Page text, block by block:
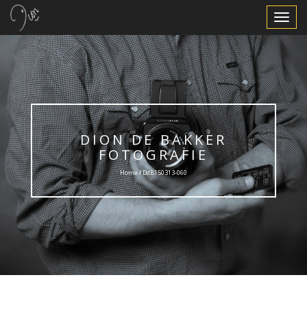
Toggle
DION DE BAKKER
FOTOGRAFIE
Home / DdB150313-060